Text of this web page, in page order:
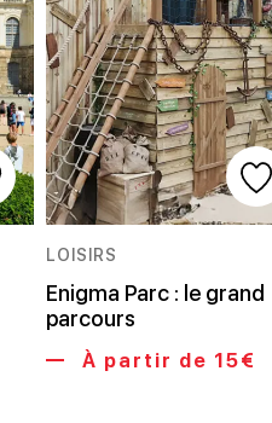
LOISIRS
Enigma Parc : le grand
parcours
À partir de 15€